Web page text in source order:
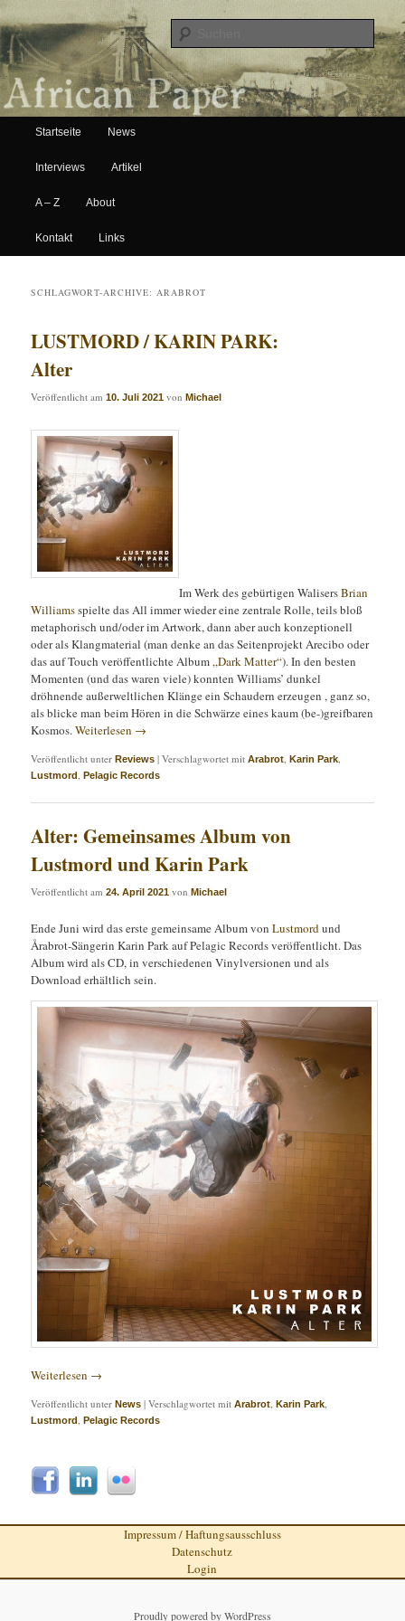
African Paper
Hauptmenü
Zum Inhalt wechseln
Zum sekundären Inhalt wechseln
Startseite News
Interviews Artikel
A – Z About
Kontakt Links
SCHLAGWORT-ARCHIVE:ARABROT
LUSTMORD / KARIN PARK:
Alter
Veröffentlicht am10. Juli 2021 vonMichael
Im Werk des gebürtigen WalisersBrian
Williamsspielte das All immer wieder eine zentrale Rolle, teils bloß
metaphorisch und/oder im Artwork, dann aber auch konzeptionell
oder als Klangmaterial (man denke an das Seitenprojekt Arecibo oder
das auf Touch veröffentlichte Album„Dark Matter“). In den besten
Momenten (und das waren viele) konnten Williams’ dunkel
dröhnende außerweltlichen Klänge ein Schaudern erzeugen , ganz so,
als blicke man beim Hören in die Schwärze eines kaum (be-)greifbaren
Kosmos.Weiterlesen →
Veröffentlicht unter Reviews |Verschlagwortet mit Arabrot ,Karin Park
Lustmord ,Pelagic Records
Alter: Gemeinsames Album von
Lustmord und Karin Park
Veröffentlicht am24. April 2021 vonMichael
Ende Juni wird das erste gemeinsame Album von Lustmord und
Årabrot-Sängerin Karin Park auf Pelagic Records veröffentlicht. Das
Album wird als CD, in verschiedenen Vinylversionen und als
Download erhältlich sein.
Weiterlesen →
Veröffentlicht unter News |Verschlagwortet mit Arabrot,Karin Park,
Lustmord,Pelagic Records
Impressum / Haftungsausschluss
Datenschutz
Login
Proudly powered by WordPress